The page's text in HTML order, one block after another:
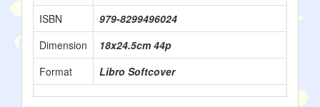
ISBN
979-8299496024
Dimension
18x24.5cm 44p
Format
Libro Softcover